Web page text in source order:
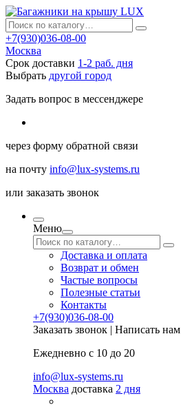
+7(930)036-08-00
Москва
Срок доставки 1-2 раб. дня
Выбрать другой город
Задать вопрос в мессенджере
через форму обратной связи
на почту info@lux-systems.ru
или заказать звонок
Меню
Доставка и оплата
Возврат и обмен
Частые вопросы
Полезные статьи
Контакты
+7(930)036-08-00
Заказать звонок | Написать нам
Ежедневно с 10 до 20
info@lux-systems.ru
Москва доставка 2 дня